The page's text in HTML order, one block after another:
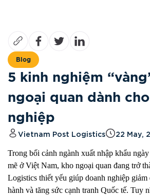
Blog
5 kinh nghiệm
ngoại quan dành
nghiệp
Vietnam Post Logistics 22 May,
Trong bối cảnh ngành xuất nhập khẩu
mẽ ở Việt Nam, kho ngoại quan đang trở
Logistics thiết yếu giúp doanh nghiệp
hành và tăng sức cạnh tranh Quốc tế. Tuy